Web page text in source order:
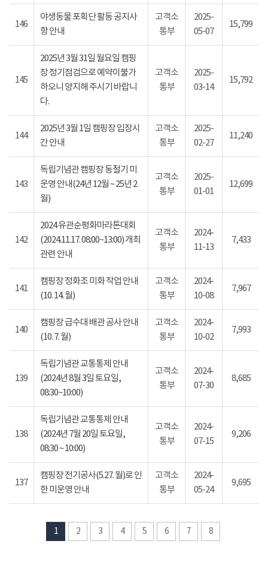
146
야생동물 포획단 활동 공지사
항 안내
고객소
통부
2025-
05-07
15,799
145
2025년 3월 31일 월요일 캠핑
장 정기점검으로 예약이불가
하오니 양지해 주시기 바랍니
다.
고객소
통부
2025-
03-14
15,792
144
2025년 3월 1일 캠핑장 입장시
간 안내
고객소
통부
2025-
02-27
11,240
143
독립기념관 캠핑장 동절기 미
운영 안내(24년 12월 ~ 25년 2
월)
고객소
통부
2025-
01-01
12,699
142
2024 유관순평화마라톤대회
(2024.11.17. 08:00~13:00) 개최
관련 안내
고객소
통부
2024-
11-13
7,433
141
캠핑장 정화조 미화 작업 안내
(10. 14. 월)
고객소
통부
2024-
10-08
7,967
140
캠핑장 급수대 배관 공사 안내
(10. 7. 월)
고객소
통부
2024-
10-02
7,993
139
독립기념관 교통통제 안내
(2024년 8월 3일 토요일,
08:30~10:00)
고객소
통부
2024-
07-30
8,685
138
독립기념관 교통통제 안내
(2024년 7월 20일 토요일,
08:30 ~ 10:00)
고객소
통부
2024-
07-15
9,206
137
캠핑장 전기공사(5.27. 월)로 인
한 미운영 안내
고객소
통부
2024-
05-24
9,695
1 2 3 4 5 6 7 8